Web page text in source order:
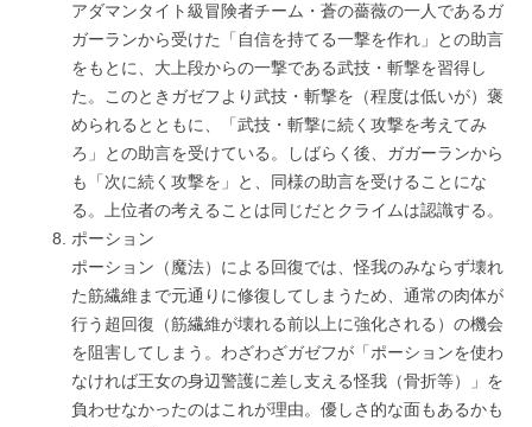
アダマンタイト級冒険者チーム・蒼の薔薇の一人であるガ
ガーランから受けた「自信を持てる一撃を作れ」との助言
をもとに、大上段からの一撃である武技・斬撃を習得し
た。このときガゼフより武技・斬撃を（程度は低いが）褒
められるとともに、「武技・斬撃に続く攻撃を考えてみ
ろ」との助言を受けている。しばらく後、ガガーランから
も「次に続く攻撃を」と、同様の助言を受けることにな
る。上位者の考えることは同じだとクライムは認識する。
ポーション
ポーション（魔法）による回復では、怪我のみならず壊れ
た筋繊維まで元通りに修復してしまうため、通常の肉体が
行う超回復（筋繊維が壊れる前以上に強化される）の機会
を阻害してしまう。わざわざガゼフが「ポーションを使わ
なければ王女の身辺警護に差し支える怪我（骨折等）」を
負わせなかったのはこれが理由。優しさ的な面もあるかも